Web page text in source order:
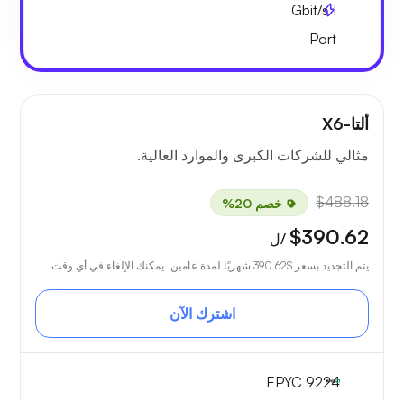
1
Gbit/s
Port
ألتا-X6
مثالي للشركات الكبرى والموارد العالية.
$488.18 خصم 20%
$390.62 /ل
يتم التجديد بسعر $390.62 شهريًا لمدة عامين. يمكنك الإلغاء في أي وقت.
اشترك الآن
EPYC 9224